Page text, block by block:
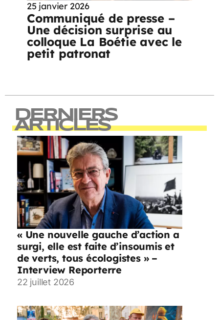
25 janvier 2026
Communiqué de presse –
Une décision surprise au
colloque La Boétie avec le
petit patronat
DERNIERS
ARTICLES
« Une nouvelle gauche d’action a
surgi, elle est faite d’insoumis et
de verts, tous écologistes » –
Interview Reporterre
22 juillet 2026